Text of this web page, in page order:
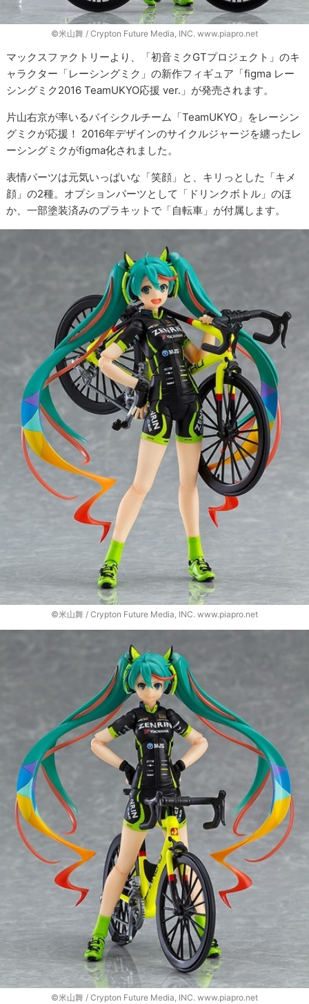
©米山舞 / Crypton Future Media, INC. www.piapro.net
マックスファクトリーより、「初音ミクGTプロジェクト」のキ
ャラクター「レーシングミク」の新作フィギュア「figma レー
シングミク2016 TeamUKYO応援 ver.」が発売されます。
片山右京が率いるバイシクルチーム「TeamUKYO」をレーシン
グミクが応援！ 2016年デザインのサイクルジャージを纏ったレ
ーシングミクがfigma化されました。
表情パーツは元気いっぱいな「笑顔」と、キリっとした「キメ
顔」の2種。オプションパーツとして「ドリンクボトル」のほ
か、一部塗装済みのプラキットで「自転車」が付属します。
©米山舞 / Crypton Future Media, INC. www.piapro.net
©米山舞 / Crypton Future Media, INC. www.piapro.net